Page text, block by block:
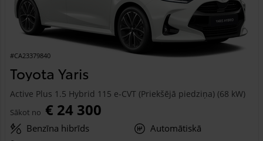
#CA23379840
Toyota Yaris
Active Plus 1.5 Hybrid 115 e-CVT (Priekšējā piedziņa) (68 kW)
Sākot no € 24 300
Benzīna hibrīds
Automātiskā